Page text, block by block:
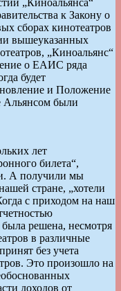
к Закону о
сборах кинотеатров
вышеуказанных
„Киноальянс“
о ЕАИС ряда
будет
и Положение
были
лет
билета“,
А получили мы
стране, „хотели
с приходом на наш
решена, несмотря
в различные
без учета
Это произошло на
доходов от